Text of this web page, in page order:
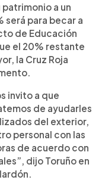
a un
para becar a
de Educación
el 20% restante
la Cruz Roja
invito a que
de ayudarles
del exterior,
personal con las
de acuerdo con
dijo Toruño en